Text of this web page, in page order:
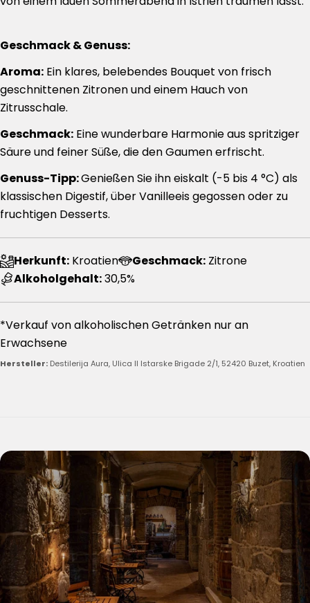
Geschmack & Genuss:
Aroma: Ein klares, belebendes Bouquet von frisch
geschnittenen Zitronen und einem Hauch von
Zitrusschale.
Geschmack: Eine wunderbare Harmonie aus spritziger
Säure und feiner Süße, die den Gaumen erfrischt.
Genuss-Tipp:Genießen Sie ihn eiskalt (-5 bis 4 °C) als
klassischen Digestif, über Vanilleeis gegossen oder zu
fruchtigen Desserts.
Herkunft: Kroatien Geschmack: Zitrone
Alkoholgehalt:30,5%
*Verkauf von alkoholischen Getränken nur an
Erwachsene
Hersteller: Destilerija Aura, Ulica II Istarske Brigade 2/1, 52420 Buzet, Kroatien